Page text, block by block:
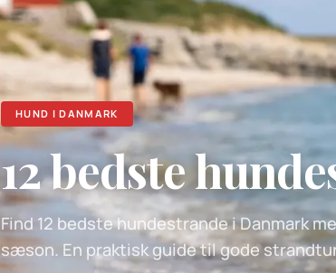
HUND I DANMARK
12 bedste
Find 12 bedste hundestrande i Danmark
sæson. En praktisk guide til gode